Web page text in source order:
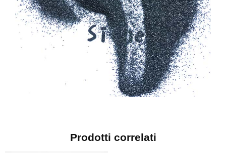
Prodotti correlati